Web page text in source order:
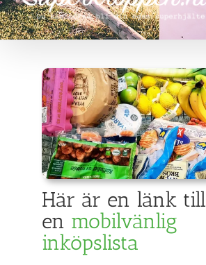
Här är en länk till
en mobilvänlig
inköpslista